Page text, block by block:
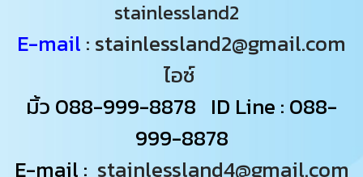
stainlessland2
E-mail : stainlessland2@gmail.com
ไอซ์
มิ้ว 088-999-8878 ID Line : 088-
999-8878
E-mail : stainlessland4@gmail.com